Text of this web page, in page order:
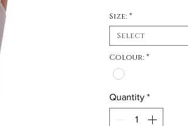
Size: *
Select
Colour: *
Quantity *